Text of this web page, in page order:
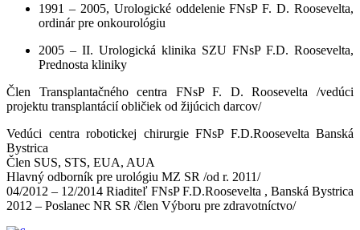
1991 – 2005, Urologické oddelenie FNsP F. D. Roosevelta,
ordinár pre onkourológiu
2005 – II. Urologická klinika SZU FNsP F.D. Roosevelta,
Prednosta kliniky
Člen Transplantačného centra FNsP F. D. Roosevelta /vedúci
projektu transplantácií obličiek od žijúcich darcov/
Vedúci centra robotickej chirurgie FNsP F.D.Roosevelta Banská
Bystrica
Člen SUS, STS, EUA, AUA
Hlavný odborník pre urológiu MZ SR /od r. 2011/
04/2012 – 12/2014 Riaditeľ FNsP F.D.Roosevelta , Banská Bystrica
2012 – Poslanec NR SR /člen Výboru pre zdravotníctvo/